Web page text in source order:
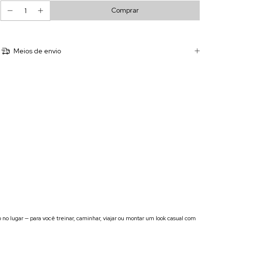
Meios de envio
— para você treinar, caminhar, viajar ou montar um look casual com